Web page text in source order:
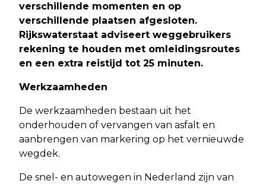
verschillende momenten en op
verschillende plaatsen afgesloten.
Rijkswaterstaat adviseert weggebruikers
rekening te houden met omleidingsroutes
en een extra reistijd tot 25 minuten.
Werkzaamheden
De werkzaamheden bestaan uit het
onderhouden of vervangen van asfalt en
aanbrengen van markering op het vernieuwde
wegdek.
De snel- en autowegen in Nederland zijn van